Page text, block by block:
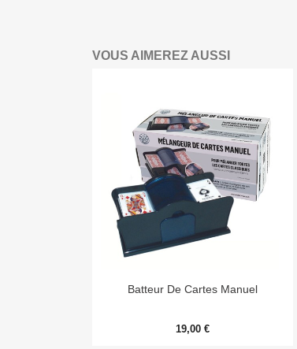
VOUS AIMEREZ AUSSI
Aperçu rapide
Batteur De Cartes Manuel
19,00 €